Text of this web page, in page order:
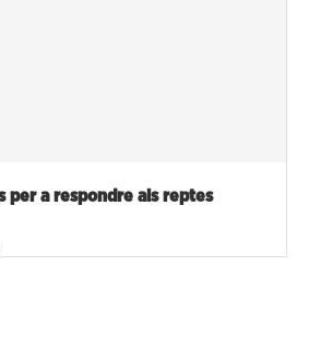
per a respondre als reptes